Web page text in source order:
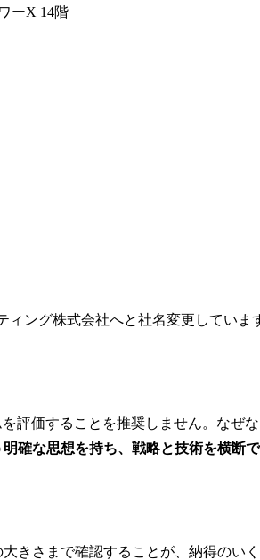
ーX 14階
ィング株式会社へと社名変更していま
評価することを推奨しません。なぜな
確な思想を持ち、戦略と技術を横断
きさまで確認することが、納得のい